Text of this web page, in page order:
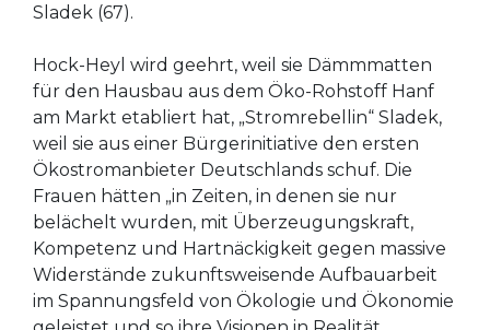
Sladek (67).
Hock-Heyl wird geehrt, weil sie Dämmmatten
für den Hausbau aus dem Öko-Rohstoff Hanf
am Markt etabliert hat, „Stromrebellin“ Sladek,
weil sie aus einer Bürgerinitiative den ersten
Ökostromanbieter Deutschlands schuf. Die
Frauen hätten „in Zeiten, in denen sie nur
belächelt wurden, mit Überzeugungskraft,
Kompetenz und Hartnäckigkeit gegen massive
Widerstände zukunftsweisende Aufbauarbeit
im Spannungsfeld von Ökologie und Ökonomie